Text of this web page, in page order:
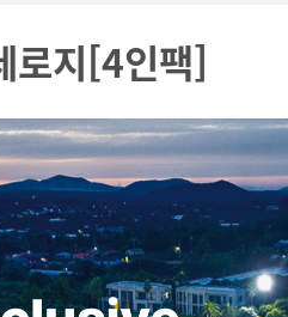
로지[4인팩]